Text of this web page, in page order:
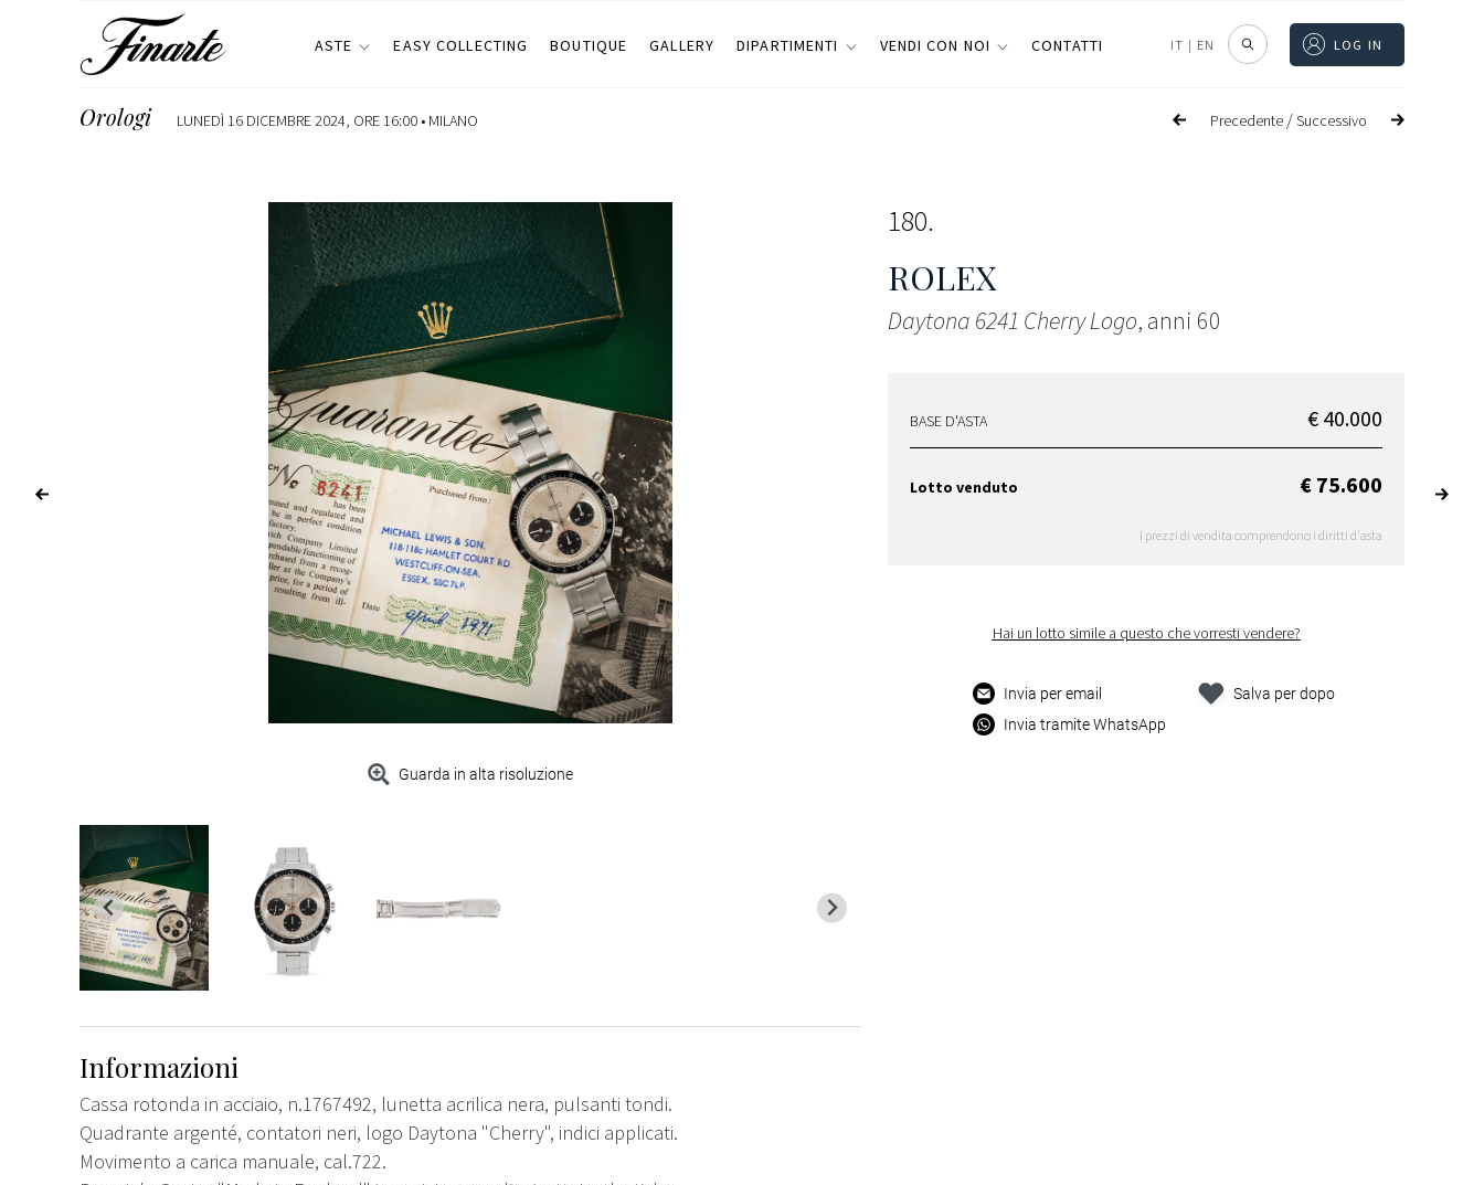
ASTE EASY COLLECTING BOUTIQUE GALLERY DIPARTIMENTI VENDI CON NOI CONTATTI IT | EN LOG IN
Precedente /Successivo
Orologi LUNEDÌ 16 DICEMBRE 2024, ORE 16:00 • MILANO
Guarda in alta risoluzione
180
ROLEX
Daytona 6241 Cherry Logo, anni 60
BASE D'ASTA € 40.000
Lotto venduto € 75.600
I prezzi di vendita comprendono i diritti d'asta
Hai un lotto simile a questo che vorresti vendere?
Invia per email
Invia tramite WhatsApp
Salva per dopo
Informazioni
Cassa rotonda in acciaio, n.1767492, lunetta acrilica nera, pulsanti tondi.
Quadrante argenté, contatori neri, logo Daytona "Cherry", indici applicati.
Movimento a carica manuale, cal.722.